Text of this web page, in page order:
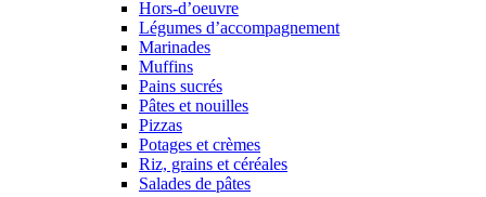
Hors-d’oeuvre
Légumes d’accompagnement
Marinades
Muffins
Pains sucrés
Pâtes et nouilles
Pizzas
Potages et crèmes
Riz, grains et céréales
Salades de pâtes